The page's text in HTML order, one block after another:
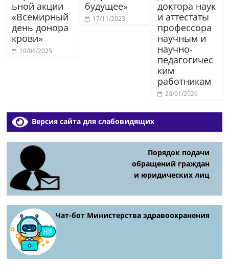
ьной акции
«Всемирный
день донора
крови»
10/06/2025
будущее»
17/11/2023
доктора наук
и аттестаты
профессора
научным и
научно-
педагогичес
ким
работникам
23/01/2026
Версия сайта для слабовидящих
Порядок подачи
обращений граждан
и юридических лиц
Чат-бот Министерства здравоохранения